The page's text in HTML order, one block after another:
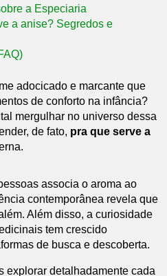
a Especiaria
a anise? Segredos e
adocicado e marcante que
de conforto na infância?
mergulhar no universo dessa
de fato, pra que serve a
associa o aroma ao
contemporânea revela que
Além disso, a curiosidade
tem crescido
de busca e descoberta.
explorar detalhadamente cada